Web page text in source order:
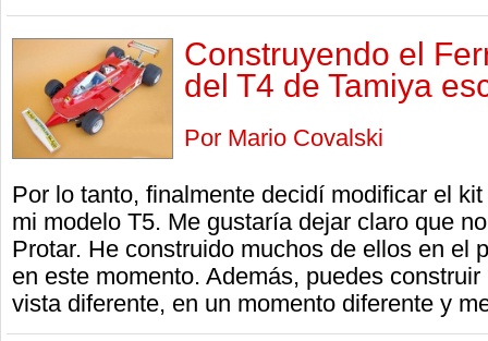
Construyendo el
del T4 de Tamiya
Por Mario Covalski
Por lo tanto, finalmente decidí modificar el
mi modelo T5. Me gustaría dejar claro que
Protar. He construido muchos de ellos en el
en este momento. Además, puedes
vista diferente, en un momento diferente y